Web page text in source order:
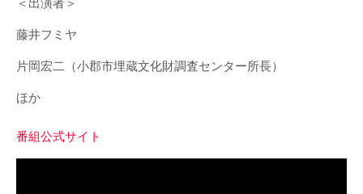
＜出演者＞
藤井フミヤ
片岡宏二（小郡市埋蔵文化財調査センター所長）
ほか
番組公式サイト